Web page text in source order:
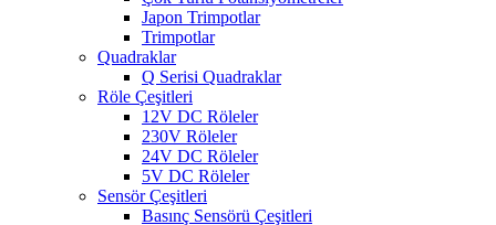
Japon Trimpotlar
Trimpotlar
Quadraklar
Q Serisi Quadraklar
Röle Çeşitleri
12V DC Röleler
230V Röleler
24V DC Röleler
5V DC Röleler
Sensör Çeşitleri
Basınç Sensörü Çeşitleri